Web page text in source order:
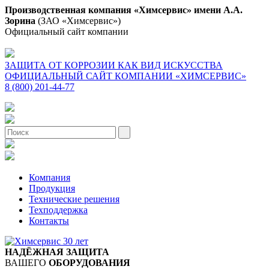
Производственная компания «Химсервис» имени А.А.
Зорина (ЗАО «Химсервис»)
Официальный сайт компании
ЗАЩИТА ОТ КОРРОЗИИ КАК ВИД ИСКУССТВА
ОФИЦИАЛЬНЫЙ САЙТ КОМПАНИИ «ХИМСЕРВИС»
8 (800) 201-44-77
Компания
Продукция
Технические решения
Техподдержка
Контакты
НАДЁЖНАЯ ЗАЩИТА
ВАШЕГО ОБОРУДОВАНИЯ